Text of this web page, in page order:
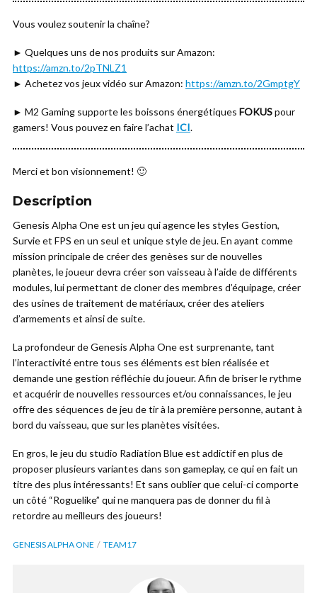
Vous voulez soutenir la chaîne?
► Quelques uns de nos produits sur Amazon:
https://amzn.to/2pTNLZ1
► Achetez vos jeux vidéo sur Amazon: https://amzn.to/2GmptgY
► M2 Gaming supporte les boissons énergétiques FOKUSpour
gamers! Vous pouvez en faire l’achat ICI.
Merci et bon visionnement! 🙂
Description
Genesis Alpha One est un jeu qui agence les styles Gestion,
Survie et FPS en un seul et unique style de jeu. En ayant comme
mission principale de créer des genèses sur de nouvelles
planètes, le joueur devra créer son vaisseau à l’aide de différents
modules, lui permettant de cloner des membres d’équipage, créer
des usines de traitement de matériaux, créer des ateliers
d’armements et ainsi de suite.
La profondeur de Genesis Alpha One est surprenante, tant
l’interactivité entre tous ses éléments est bien réalisée et
demande une gestion réfléchie du joueur. Afin de briser le rythme
et acquérir de nouvelles ressources et/ou connaissances, le jeu
offre des séquences de jeu de tir à la première personne, autant à
bord du vaisseau, que sur les planètes visitées.
En gros, le jeu du studio Radiation Blue est addictif en plus de
proposer plusieurs variantes dans son gameplay, ce qui en fait un
titre des plus intéressants! Et sans oublier que celui-ci comporte
un côté “Roguelike” qui ne manquera pas de donner du fil à
retordre au meilleurs des joueurs!
GENESIS ALPHA ONE TEAM17